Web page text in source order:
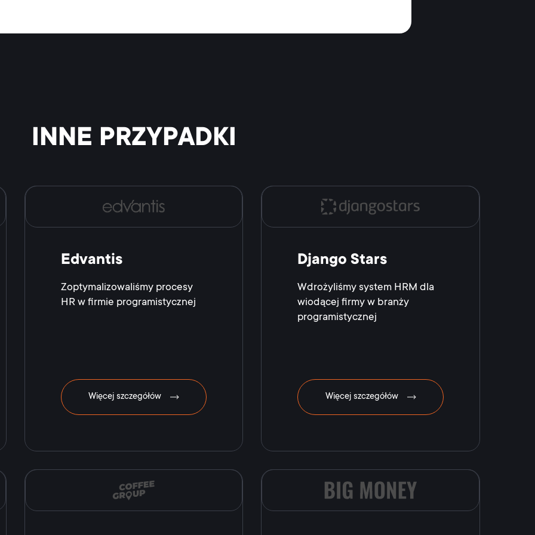
INNE PRZYPADKI
Edvantis
Zoptymalizowaliśmy procesy
HR w firmie programistycznej
Więcej szczegółów
Django Stars
Wdrożyliśmy system HRM dla
wiodącej firmy w branży
programistycznej
Więcej szczegółów